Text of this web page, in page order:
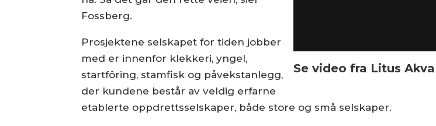
Se video fra Litus
Fossberg.
Prosjektene selskapet for tiden jobber
med er innenfor klekkeri, yngel,
startfôring, stamfisk og påvekstanlegg,
der kundene består av veldig erfarne
etablerte oppdrettsselskaper, både store og små selskaper.